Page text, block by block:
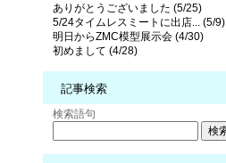
ありがとうございました (5/25)
5/24タイムレスミートに出店... (5/9)
明日からZMC模型展示会 (4/30)
初めまして (4/28)
記事検索
検索語句